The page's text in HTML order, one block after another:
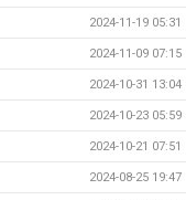
2024-11-19 05:31
2024-11-09 07:15
2024-10-31 13:04
2024-10-23 05:59
2024-10-21 07:51
2024-08-25 19:47